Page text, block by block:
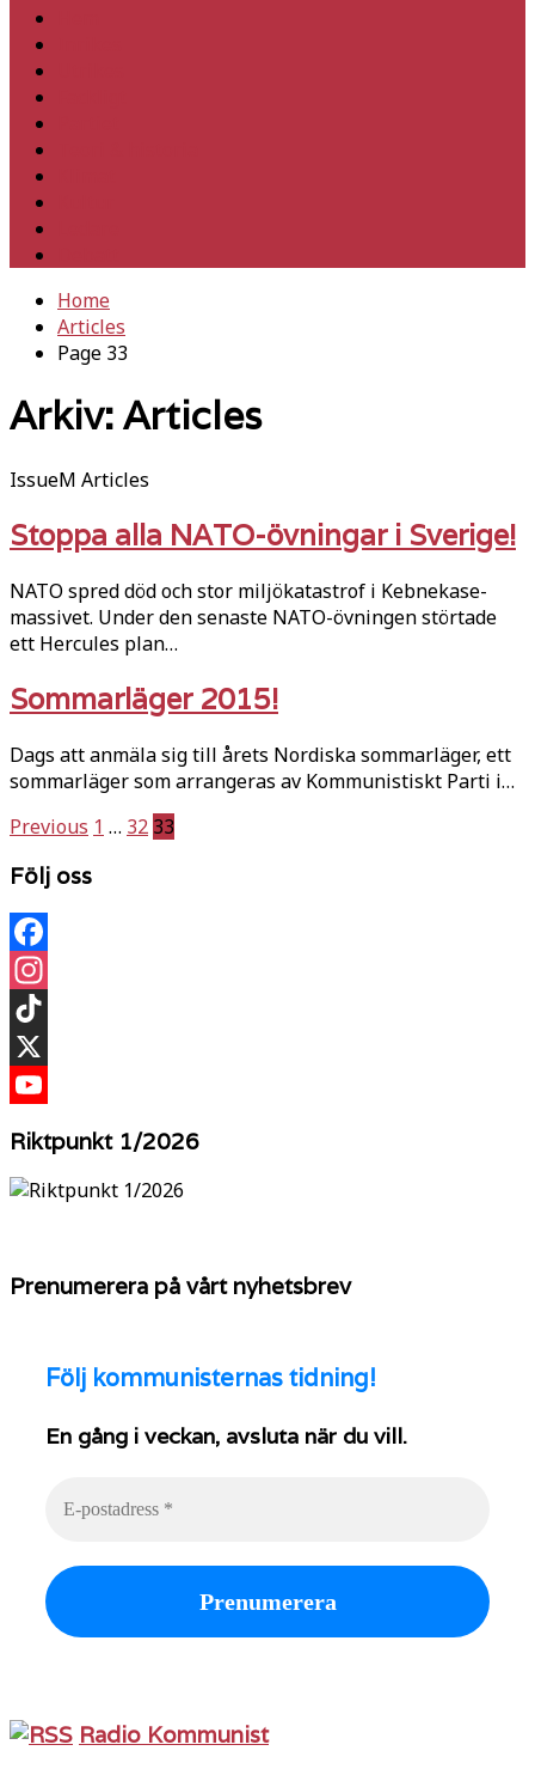
Home
Articles
Page 33
Arkiv:Articles
IssueM Articles
Stoppa alla NATO-övningar i Sverige!
NATO spred död och stor miljökatastrof i Kebnekase-
massivet. Under den senaste NATO-övningen störtade
ett Hercules plan…
Sommarläger 2015!
Dags att anmäla sig till årets Nordiska sommarläger, ett
sommarläger som arrangeras av Kommunistiskt Parti i…
Sidnumrering
för
inlägg
Previous 1 … 32 33
Följ oss
Facebook
Instagram
TikTok
X
Riktpunkt 1/2026
Prenumerera på vårt nyhetsbrev
Följ kommunisternas tidning!
En gång i veckan, avsluta när du vill.
Radio Kommunist